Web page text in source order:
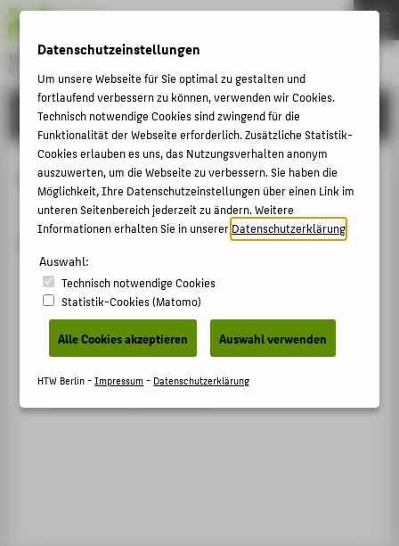
Hochschule für Technik und Wirtschaft Berlin
University of Applied Sciences
Menu
FORSCHUNG
Projekte von Ralf Weller
Abgeschlossene Projekte
Investive Maßnahmen für Projekte und Aktivitäten
der Forschung = Chancen für KMU durch
Technologietransfer (IMPACT)
Projektleitung:Prof. Hans-Herwig Atzorn;Prof. Dr.
01.07.2009 - 31.10.2012
THEMEN
HOCHSCHULE
CAMPUS
STUDIUM
LEHRE
KARRIERE
INTERNATIONAL
INFORMATIONEN FÜR
STUDIENINTERESSIERTE
Datenschutzeinstellungen
Um unsere Webseite für Sie optimal zu gestalten und
fortlaufend verbessern zu können, verwenden wir Cookies.
Technisch notwendige Cookies sind zwingend für die
Funktionalität der Webseite erforderlich. Zusätzliche Statistik-
Cookies erlauben es uns, das Nutzungsverhalten anonym
auszuwerten, um die Webseite zu verbessern. Sie haben die
Möglichkeit, Ihre Datenschutzeinstellungen über einen Link im
unteren Seitenbereich jederzeit zu ändern. Weitere
Informationen erhalten Sie in unsererDatenschutzerklärung
Auswahl:
Technisch notwendige Cookies
Statistik-Cookies (Matomo)
Alle Cookies akzeptieren Auswahl verwenden
HTW Berlin -Impressum- Datenschutzerklärung